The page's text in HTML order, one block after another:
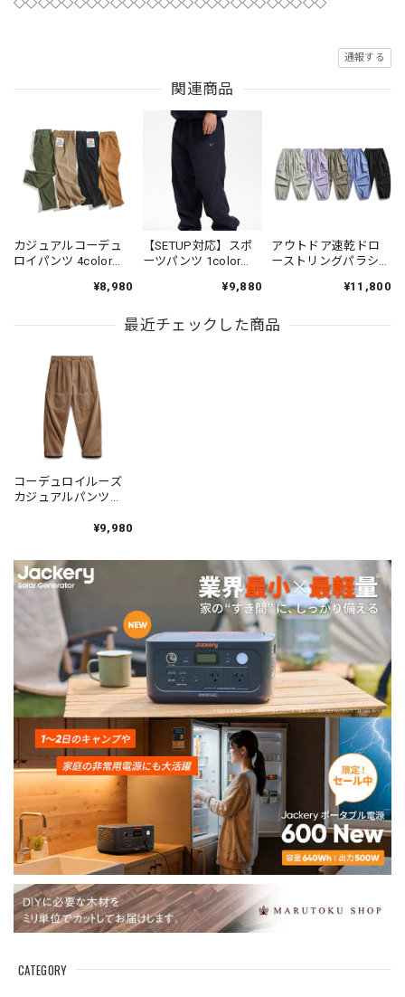
CATEGORY
◇◇◇◇◇◇◇◇◇◇◇◇◇◇◇◇◇◇◇◇◇◇◇◇◇◇
通報する
関連商品
カジュアルコーデュ
ロイパンツ 4color
¥8,980
【SETUP対応】スポ
ーツパンツ 1color
¥9,880
アウトドア速乾ドロ
ーストリングパラシ
¥11,800
最近チェックした商品
コーデュロイルーズ
カジュアルパンツ
¥9,980